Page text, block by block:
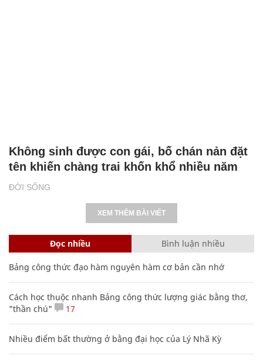
ĐỜI SỐNG
Không sinh được con gái, bố chán nản đặt
tên khiến chàng trai khốn khổ nhiều năm
XEM THÊM BÀI VIẾT
Đọc nhiều Bình luận nhiều
Bảng công thức đạo hàm nguyên hàm cơ bản cần nhớ
Cách học thuộc nhanh Bảng công thức lượng giác bằng thơ,
"thần chú"
17
Nhiều điểm bất thường ở bằng đại học của Lý Nhã Kỳ